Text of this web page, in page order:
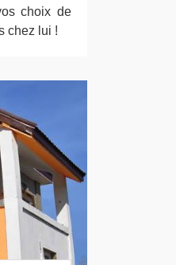
choix de
chez lui !